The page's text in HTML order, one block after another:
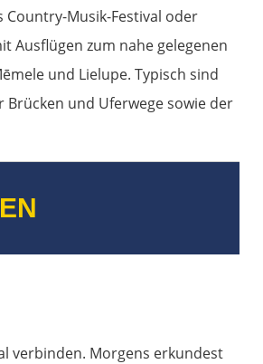
Musik-Festival oder
Ausflügen zum nahe gelegenen
und Lielupe. Typisch sind
Brücken und Uferwege sowie der
verbinden. Morgens erkundest